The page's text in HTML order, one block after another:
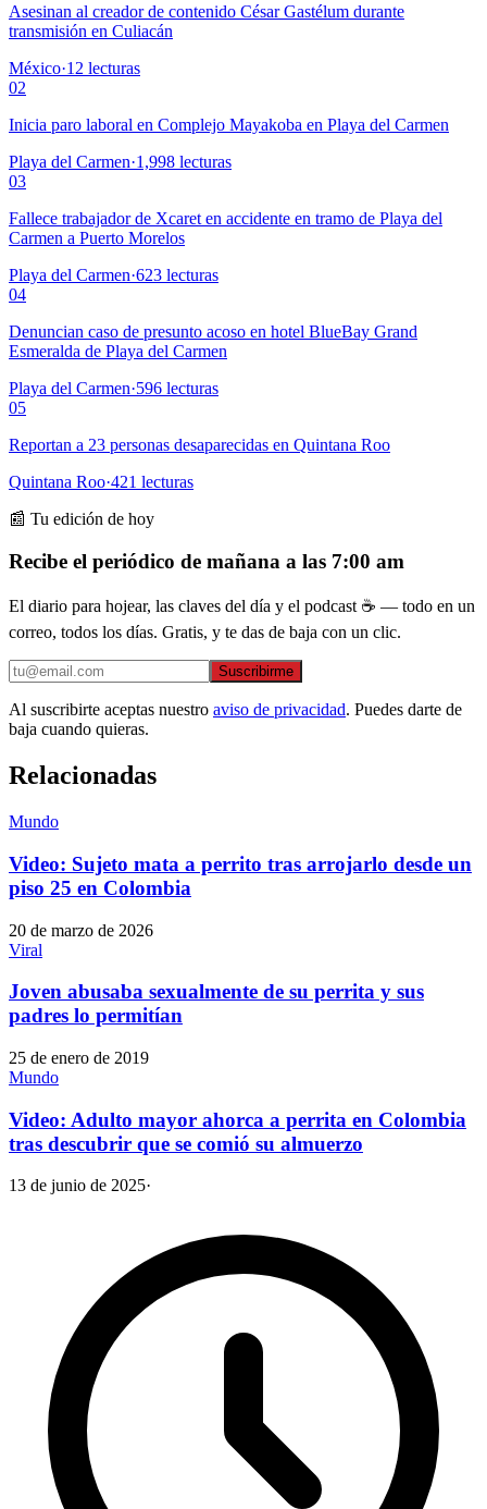
Asesinan al creador de contenido César Gastélum durante
transmisión en Culiacán
México·12 lecturas
02
Inicia paro laboral en Complejo Mayakoba en Playa del Carmen
Playa del Carmen·1,998 lecturas
03
Fallece trabajador de Xcaret en accidente en tramo de Playa del
Carmen a Puerto Morelos
Playa del Carmen·623 lecturas
04
Denuncian caso de presunto acoso en hotel BlueBay Grand
Esmeralda de Playa del Carmen
Playa del Carmen·596 lecturas
05
Reportan a 23 personas desaparecidas en Quintana Roo
Quintana Roo·421 lecturas
📰 Tu edición de hoy
Recibe el periódico de mañana a las 7:00 am
El diario para hojear, las claves del día y el podcast ☕ — todo en un
correo, todos los días. Gratis, y te das de baja con un clic.
Suscribirme
Al suscribirte aceptas nuestro aviso de privacidad. Puedes darte de
baja cuando quieras.
Relacionadas
Mundo
Video: Sujeto mata a perrito tras arrojarlo desde un
piso 25 en Colombia
20 de marzo de 2026
Viral
Joven abusaba sexualmente de su perrita y sus
padres lo permitían
25 de enero de 2019
Mundo
Video: Adulto mayor ahorca a perrita en Colombia
tras descubrir que se comió su almuerzo
13 de junio de 2025·